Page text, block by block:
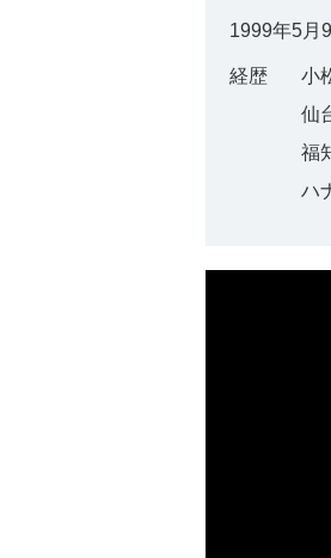
1999年5月
経歴
小
仙
福
ハ